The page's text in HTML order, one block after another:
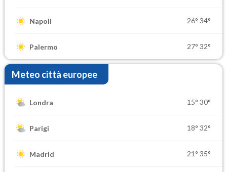
Napoli 26° 34°
Palermo 27° 32°
Meteo città europee
Londra 15° 30°
Parigi 18° 32°
Madrid 21° 35°